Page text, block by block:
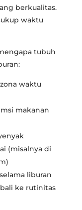
berkualitas.
waktu
tubuh
waktu
makanan
(misalnya di
liburan
ke rutinitas